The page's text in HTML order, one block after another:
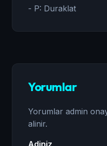
- P: Duraklat
Yorumlar
Yorumlar admin
alinir.
Adiniz